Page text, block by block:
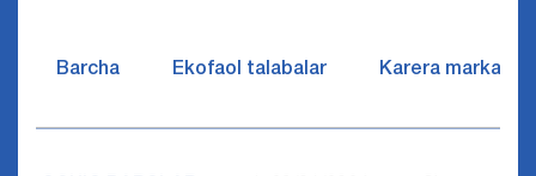
Barcha Ekofaol talabalar Karera markazi